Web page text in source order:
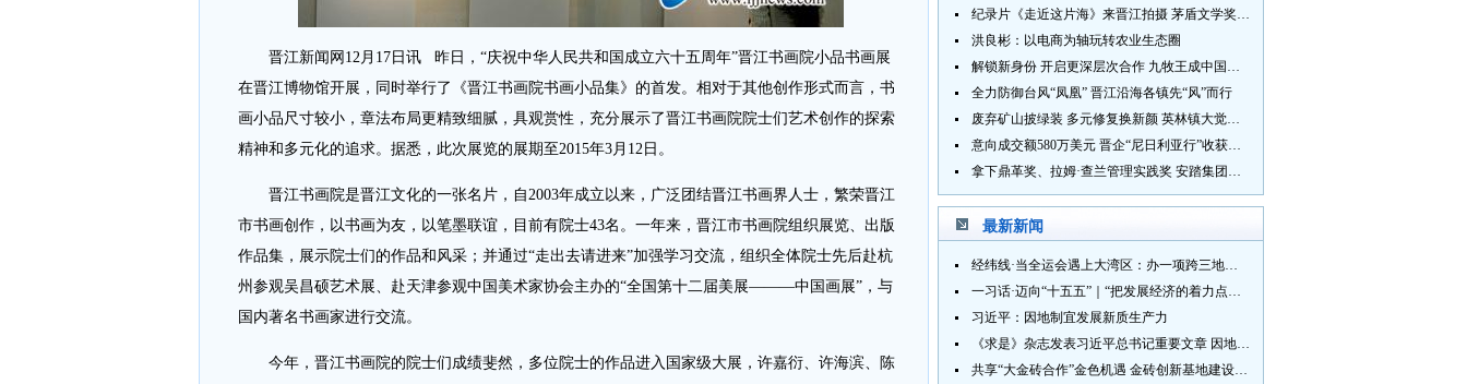
晋江新闻网12月17日讯 昨日，“庆祝中华人民共和国成立六十五周年”晋江书画院小品书画展
在晋江博物馆开展，同时举行了《晋江书画院书画小品集》的首发。相对于其他创作形式而言，书
画小品尺寸较小，章法布局更精致细腻，具观赏性，充分展示了晋江书画院院士们艺术创作的探索
精神和多元化的追求。据悉，此次展览的展期至2015年3月12日。
晋江书画院是晋江文化的一张名片，自2003年成立以来，广泛团结晋江书画界人士，繁荣晋江
市书画创作，以书画为友，以笔墨联谊，目前有院士43名。一年来，晋江市书画院组织展览、出版
作品集，展示院士们的作品和风采；并通过“走出去请进来”加强学习交流，组织全体院士先后赴杭
州参观吴昌硕艺术展、赴天津参观中国美术家协会主办的“全国第十二届美展———中国画展”，与
国内著名书画家进行交流。
今年，晋江书画院的院士们成绩斐然，多位院士的作品进入国家级大展，许嘉衍、许海滨、陈
纪录片《走近这片海》来晋江拍摄 茅盾文学奖得主麦家探寻晋江“海海”人生
洪良彬：以电商为轴玩转农业生态圈
解锁新身份 开启更深层次合作 九牧王成中国奥委会官方赞助商
全力防御台风“凤凰” 晋江沿海各镇先“风”而行
废弃矿山披绿装 多元修复换新颜 英林镇大觉山片区废弃矿山生态修复项目通过验收
意向成交额580万美元 晋企“尼日利亚行”收获满满
拿下鼎革奖、拉姆·查兰管理实践奖 安踏集团获企业管理权威奖项
最新新闻
经纬线·当全运会遇上大湾区：办一项跨三地的赛事有多硬核？
一习话·迈向“十五五”｜“把发展经济的着力点放在实体经济上”
习近平：因地制宜发展新质生产力
《求是》杂志发表习近平总书记重要文章 因地制宜发展新质生产力
共享“大金砖合作”金色机遇 金砖创新基地建设成效显著